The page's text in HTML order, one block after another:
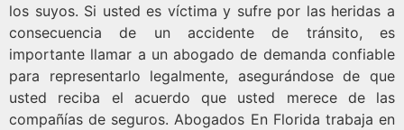
los suyos. Si usted es víctima y sufre por las heridas a
consecuencia de un accidente de tránsito, es
importante llamar a un abogado de demanda confiable
para representarlo legalmente, asegurándose de que
usted reciba el acuerdo que usted merece de las
compañías de seguros. Abogados En Florida trabaja en